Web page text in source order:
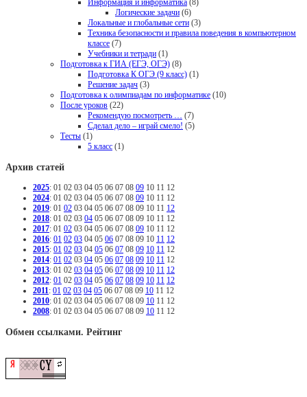
Логические задачи (6)
Локальные и глобальные сети (3)
Техника безопасности и правила поведения в компьютерном
классе (7)
Учебники и тетради (1)
Подготовка к ГИА (ЕГЭ, ОГЭ) (8)
Подготовка К ОГЭ (9 класс) (1)
Решение задач (3)
Подготовка к олимпиадам по информатике (10)
После уроков (22)
Рекомендую посмотреть …
(7)
Сделал дело – играй смело! (5)
Тесты (1)
5 класс (1)
Архив статей
2025: 01 02 03 04 05 06 07 08 09 10 11 12
2024: 01 02 03 04 05 06 07 08 09 10 11 12
2019: 01 02 03 04 05 06 07 08 09 10 11 12
2018: 01 02 03 04 05 06 07 08 09 10 11 12
2017: 01 02 03 04 05 06 07 08 09 10 11 12
2016: 01 02 03 04 05 06 07 08 09 10 11 12
2015: 01 02 03 04 05 06 07 08 09 10 11 12
2014: 01 02 03 04 05 06 07 08 09 10 11 12
2013: 01 02 03 04 05 06 07 08 09 10 11 12
2012: 01 02 03 04 05 06 07 08 09 10 11 12
2011 : 01 02 03 04 05 06 07 08 09 10 11 12
2010: 01 02 03 04 05 06 07 08 09 10 11 12
2008: 01 02 03 04 05 06 07 08 09 10 11 12
Обмен ссылками. Рейтинг